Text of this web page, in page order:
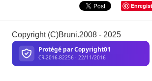
Copyright (C)Bruni.2008 - 2025